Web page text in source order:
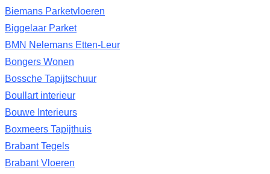
Biemans Parketvloeren
Biggelaar Parket
BMN Nelemans Etten-Leur
Bongers Wonen
Bossche Tapijtschuur
Boullart interieur
Bouwe Interieurs
Boxmeers Tapijthuis
Brabant Tegels
Brabant Vloeren